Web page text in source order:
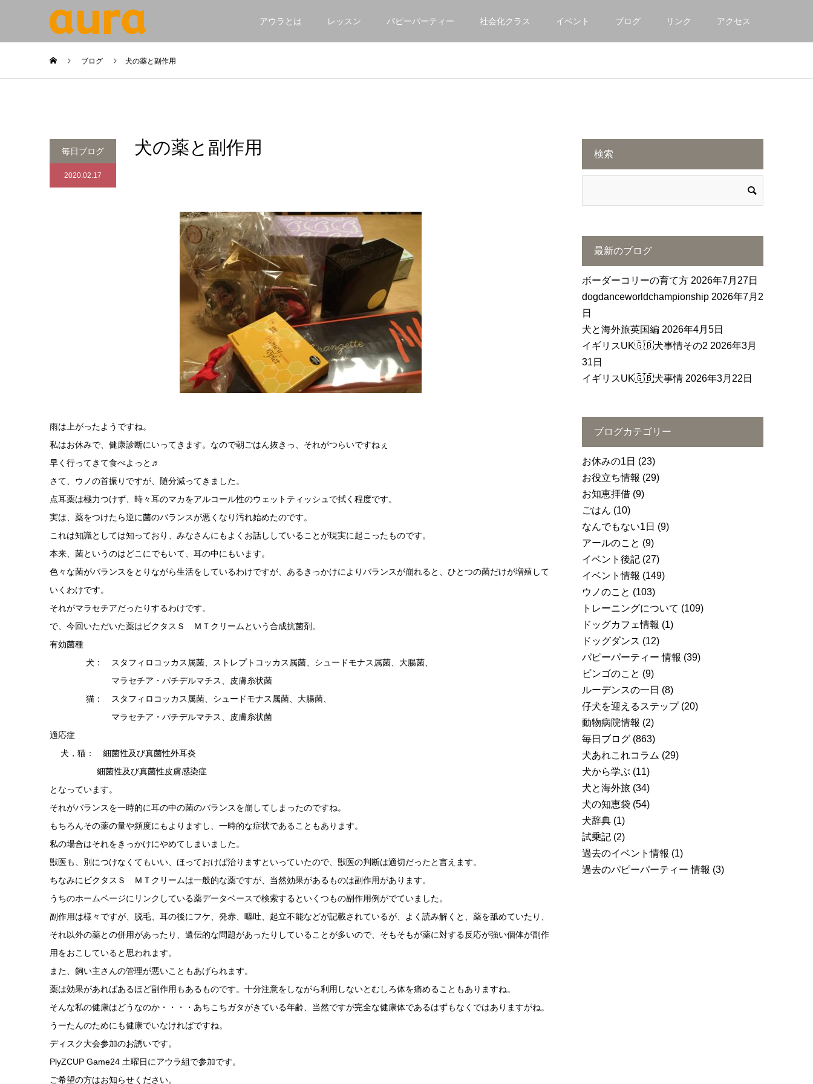
アウラとは レッスン パピーパーティー 社会化クラス イベント ブログ リンク アクセス
ブログ 犬の薬と副作用
毎日ブログ
2020.02.17
犬の薬と副作用
雨は上がったようですね。
私はお休みで、健康診断にいってきます。なので朝ごはん抜きっ、それがつらいですねぇ
早く行ってきて食べよっと♬
さて、ウノの首振りですが、随分減ってきました。
点耳薬は極力つけず、時々耳のマカをアルコール性のウェットティッシュで拭く程度です。
実は、薬をつけたら逆に菌のバランスが悪くなり汚れ始めたのです。
これは知識としては知っており、みなさんにもよくお話ししていることが現実に起こったものです。
本来、菌というのはどこにでもいて、耳の中にもいます。
色々な菌がバランスをとりながら生活をしているわけですが、あるきっかけによりバランスが崩れると、ひとつの菌だけが増殖して
いくわけです。
それがマラセチアだったりするわけです。
で、今回いただいた薬はビクタスＳ ＭＴクリームという合成抗菌剤。
有効菌種
犬： スタフィロコッカス属菌、ストレプトコッカス属菌、シュードモナス属菌、大腸菌、
マラセチア・パチデルマチス、皮膚糸状菌
猫： スタフィロコッカス属菌、シュードモナス属菌、大腸菌、
マラセチア・パチデルマチス、皮膚糸状菌
適応症
犬，猫： 細菌性及び真菌性外耳炎
細菌性及び真菌性皮膚感染症
となっています。
それがバランスを一時的に耳の中の菌のバランスを崩してしまったのですね。
もちろんその薬の量や頻度にもよりますし、一時的な症状であることもあります。
私の場合はそれをきっかけにやめてしまいました。
獣医も、別につけなくてもいい、ほっておけば治りますといっていたので、獣医の判断は適切だったと言えます。
ちなみにビクタスＳ ＭＴクリームは一般的な薬ですが、当然効果があるものは副作用があります。
うちのホームページにリンクしている薬データベースで検索するといくつもの副作用例がでていました。
副作用は様々ですが、脱毛、耳の後にフケ、発赤、嘔吐、起立不能などが記載されているが、よく読み解くと、薬を舐めていたり、
それ以外の薬との併用があったり、遺伝的な問題があったりしていることが多いので、そもそもが薬に対する反応が強い個体が副作
用をおこしていると思われます。
また、飼い主さんの管理が悪いこともあげられます。
薬は効果があればあるほど副作用もあるものです。十分注意をしながら利用しないとむしろ体を痛めることもありますね。
そんな私の健康はどうなのか・・・・あちこちガタがきている年齢、当然ですが完全な健康体であるはずもなくではありますがね。
うーたんのためにも健康でいなければですね。
ディスク大会参加のお誘いです。
PlyZCUP Game24 土曜日にアウラ組で参加です。
ご希望の方はお知らせください。
検索
最新のブログ
ボーダーコリーの育て方 2026年7月27日
dogdanceworldchampionship 2026年7月2
日
犬と海外旅英国編 2026年4月5日
イギリスUK🇬🇧犬事情その2 2026年3月
31日
イギリスUK🇬🇧犬事情 2026年3月22日
ブログカテゴリー
お休みの1日 (23)
お役立ち情報 (29)
お知恵拝借 (9)
ごはん (10)
なんでもない1日 (9)
アールのこと (9)
イベント後記 (27)
イベント情報 (149)
ウノのこと (103)
トレーニングについて (109)
ドッグカフェ情報 (1)
ドッグダンス (12)
パピーパーティー 情報 (39)
ビンゴのこと (9)
ルーデンスの一日 (8)
仔犬を迎えるステップ(20)
動物病院情報 (2)
毎日ブログ (863)
犬あれこれコラム (29)
犬から学ぶ (11)
犬と海外旅 (34)
犬の知恵袋 (54)
犬辞典 (1)
試乗記 (2)
過去のイベント情報 (1)
過去のパピーパーティー 情報 (3)